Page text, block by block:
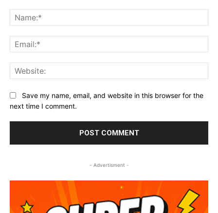
Save my name, email, and website in this browser for the
next time I comment.
- Advertisment -